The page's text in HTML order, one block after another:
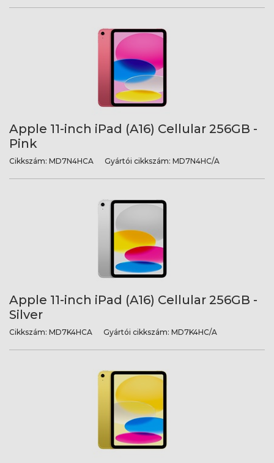
Apple 11-inch iPad (A16) Cellular 256GB -
Pink
Cikkszám: MD7N4HCA Gyártói cikkszám: MD7N4HC/A
Apple 11-inch iPad (A16) Cellular 256GB -
Silver
Cikkszám: MD7K4HCA Gyártói cikkszám: MD7K4HC/A